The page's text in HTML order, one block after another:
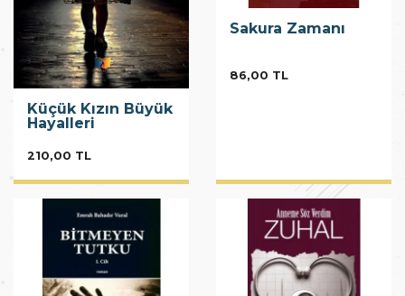
Küçük Kızın Büyük
Hayalleri
210,00 TL
Sakura Zamanı
86,00 TL